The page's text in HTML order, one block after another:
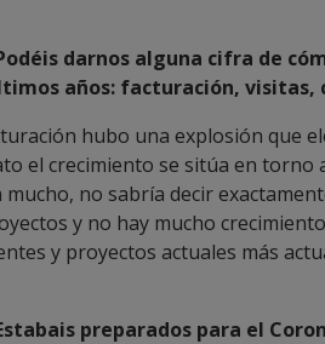
darnos alguna cifra de
años: facturación, visitas,
hubo una explosión que
el crecimiento se sitúa en torno
mucho, no sabría decir
y no hay mucho
y proyectos actuales más
preparados para el